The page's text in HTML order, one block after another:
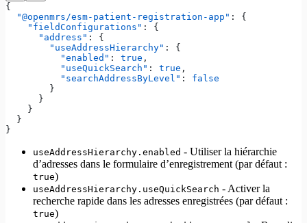
{
  "@openmrs/esm-patient-registration-app"
: {
    "fieldConfigurations"
: {
      "address"
: {
        "useAddressHierarchy"
: {
          "enabled"
: true ,
          "useQuickSearch"
: true ,
          "searchAddressByLevel"
: false
        }
      }
    }
  }
}
useAddressHierarchy.enabled - Utiliser la hiérarchie
d’adresses dans le formulaire d’enregistrement (par défaut :
true)
useAddressHierarchy.useQuickSearch - Activer la
recherche rapide dans les adresses enregistrées (par défaut :
true)